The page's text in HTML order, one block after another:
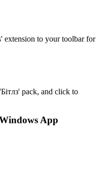
extension to your toolbar for
pack, and click to
App